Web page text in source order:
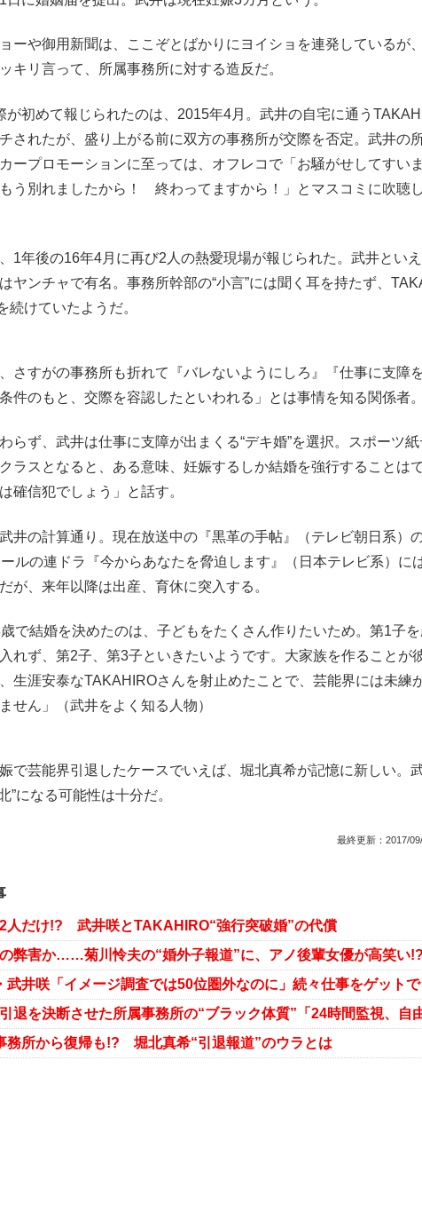
ーや御用新聞は、ここぞとばかりにヨイショを連発しているが
キリ言って、所属事務所に対する造反だ。
初めて報じられたのは、2015年4月。武井の自宅に通う
されたが、盛り上がる前に双方の事務所が交際を否定。武井の
ープロモーションに至っては、オフレコで「お騒がせしてすい
う別れましたから！ 終わってますから！」とマスコミに吹聴
1年後の16年4月に再び2人の熱愛現場が報じられた。武井といえ
ヤンチャで有名。事務所幹部の“小言”には聞く耳を持たず、
続けていたようだ。
、さすがの事務所も折れて『バレないようにしろ』『仕事に支障
件のもと、交際を容認したといわれる」とは事情を知る関係者。
らず、武井は仕事に支障が出まくる“デキ婚”を選択。スポーツ紙
ラスとなると、ある意味、妊娠するしか結婚を強行することは
確信犯でしょう」と話す。
井の計算通り。現在放送中の『黒革の手帖』（テレビ朝日系）
ルの連ドラ『今からあなたを脅迫します』（日本テレビ系）に
が、来年以降は出産、育休に突入する。
歳で結婚を決めたのは、子どもをたくさん作りたいため。第1子
れず、第2子、第3子といきたいようです。大家族を作ることが
生涯安泰なTAKAHIROさんを射止めたことで、芸能界には未練
せん」（武井をよく知る人物）
芸能界引退したケースでいえば、堀北真希が記憶に新しい。
”になる可能性は十分だ。
最終更新： 2017/
人だけ!? 武井咲とTAKAHIRO“強行突破婚”の代償
弊害か……菊川怜夫の“婚外子報道”に、アノ後輩女優が高笑い!?
務所から復帰も!? 堀北真希“引退報道”のウラとは